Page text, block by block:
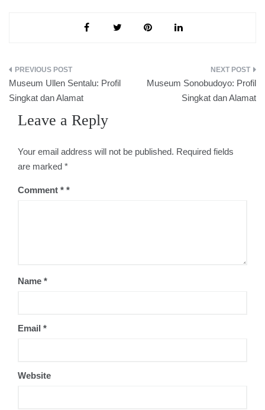
Post
navigation
Museum Ullen Sentalu: Profil
Singkat dan Alamat
Museum Sonobudoyo: Profil
Singkat dan Alamat
Leave a Reply
Your email address will not be published. Required fields
are marked *
Comment *
Name *
Email *
Website